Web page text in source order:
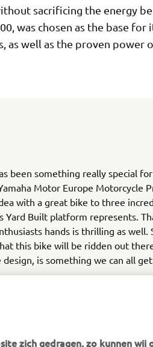
sacrificing the energy
was chosen as the base for
as well as the proven power
been something really special
Motor Europe Motorcycle
with a great bike to three
Yard Built platform represents.
hands is thrilling as well.
this bike will be ridden out
is something we can all
zich gedragen, zo kunnen wij